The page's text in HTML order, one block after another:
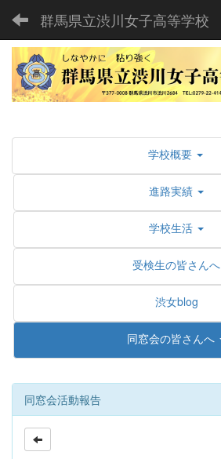
群馬県立渋川女子高等学校
学校概要
進路実績
学校生活
受検生の皆さんへ
渋女blog
同窓会の皆さんへ
同窓会活動報告